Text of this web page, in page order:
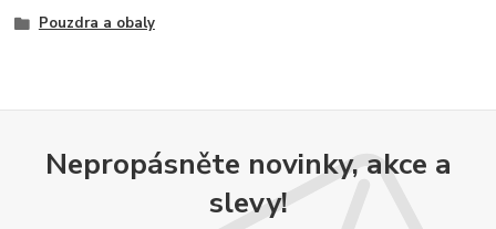
Pouzdra a obaly
Nepropásněte novinky, akce a
slevy!